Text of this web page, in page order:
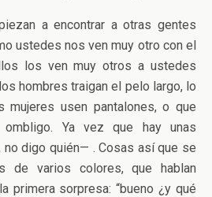
a encontrar a otras gentes
ustedes nos ven muy otro con el
los ven muy otros a ustedes
hombres traigan el pelo largo, lo
mujeres usen pantalones, o que
ombligo. Ya vez que hay unas
no digo quién— . Cosas así que se
de varios colores, que hablan
primera sorpresa: “bueno ¿y qué